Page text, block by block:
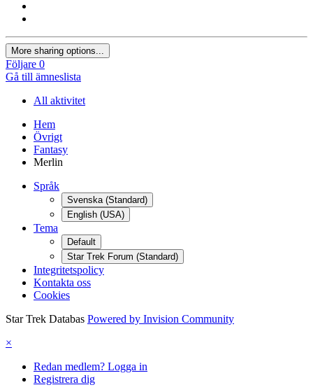
More sharing options...
Följare 0
Gå till ämneslista
All aktivitet
Hem
Övrigt
Fantasy
Merlin
Språk
Svenska (Standard)
English (USA)
Tema
Default
Star Trek Forum (Standard)
Integritetspolicy
Kontakta oss
Cookies
Star Trek Databas Powered by Invision Community
×
Redan medlem? Logga in
Registrera dig